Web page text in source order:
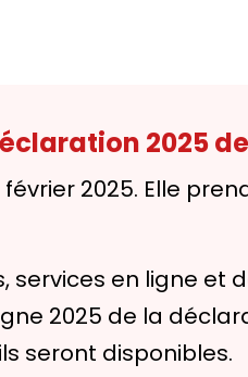
2025
2025. Elle
services en ligne et
2025 de la
seront disponibles.